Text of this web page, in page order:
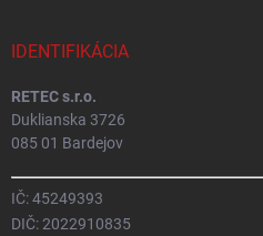
IDENTIFIKÁCIA
RETEC s.r.o.
Duklianska 3726
085 01 Bardejov
IČ: 45249393
DIČ: 2022910835